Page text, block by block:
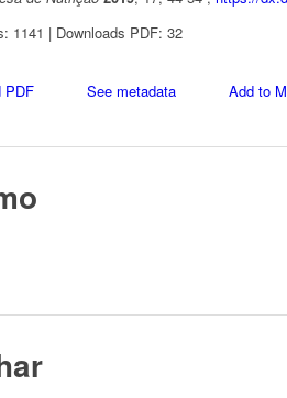
1141 | Downloads PDF: 32
PDF See metadata Add to